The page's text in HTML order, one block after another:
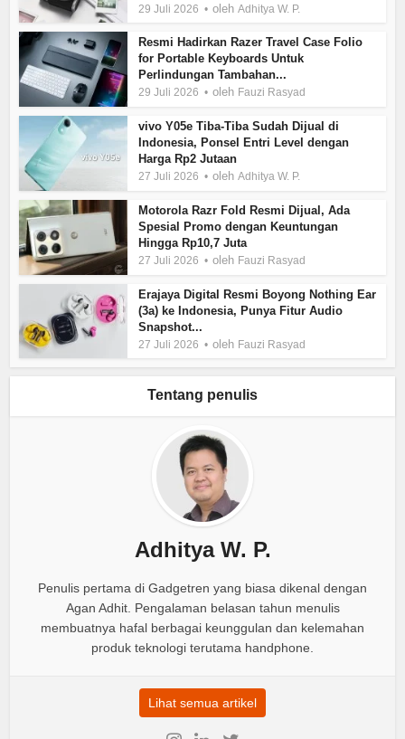
29 Juli 2026 olehAdhitya W. P.
Resmi Hadirkan Razer Travel Case Folio
for Portable Keyboards Untuk
Perlindungan Tambahan...
29 Juli 2026 oleh Fauzi Rasyad
vivo Y05e Tiba-Tiba Sudah Dijual di
Indonesia, Ponsel Entri Level dengan
Harga Rp2 Jutaan
27 Juli 2026 olehAdhitya W. P.
Motorola Razr Fold Resmi Dijual, Ada
Spesial Promo dengan Keuntungan
Hingga Rp10,7 Juta
27 Juli 2026 oleh Fauzi Rasyad
Erajaya Digital Resmi Boyong Nothing Ear
(3a) ke Indonesia, Punya Fitur Audio
Snapshot...
27 Juli 2026 oleh Fauzi Rasyad
Tentang penulis
Adhitya W. P.
Penulis pertama di Gadgetren yang biasa dikenal dengan
Agan Adhit. Pengalaman belasan tahun menulis
membuatnya hafal berbagai keunggulan dan kelemahan
produk teknologi terutama handphone.
Lihat semua artikel